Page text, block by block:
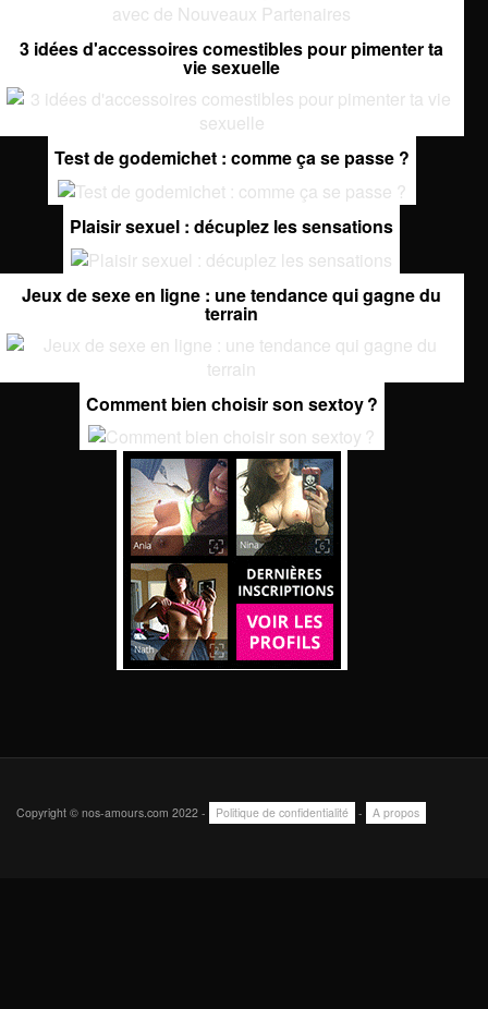
3 idées d'accessoires comestibles pour pimenter ta
vie sexuelle
Test de godemichet : comme ça se passe ?
Plaisir sexuel : décuplez les sensations
Jeux de sexe en ligne : une tendance qui gagne du
terrain
Comment bien choisir son sextoy ?
Copyright © nos-amours.com 2022 - Politique de confidentialité - A propos